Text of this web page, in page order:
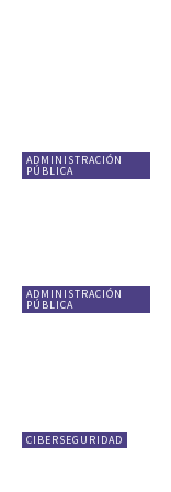
ADMINISTRACIÓN
PÚBLICA
ADMINISTRACIÓN
PÚBLICA
CIBERSEGURIDAD